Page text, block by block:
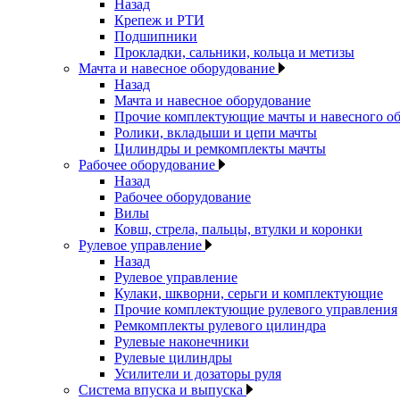
Назад
Крепеж и РТИ
Подшипники
Прокладки, сальники, кольца и метизы
Мачта и навесное оборудование
Назад
Мачта и навесное оборудование
Прочие комплектующие мачты и навесного
Ролики, вкладыши и цепи мачты
Цилиндры и ремкомплекты мачты
Рабочее оборудование
Назад
Рабочее оборудование
Вилы
Ковш, стрела, пальцы, втулки и коронки
Рулевое управление
Назад
Рулевое управление
Кулаки, шкворни, серьги и комплектующие
Прочие комплектующие рулевого управления
Ремкомплекты рулевого цилиндра
Рулевые наконечники
Рулевые цилиндры
Усилители и дозаторы руля
Система впуска и выпуска